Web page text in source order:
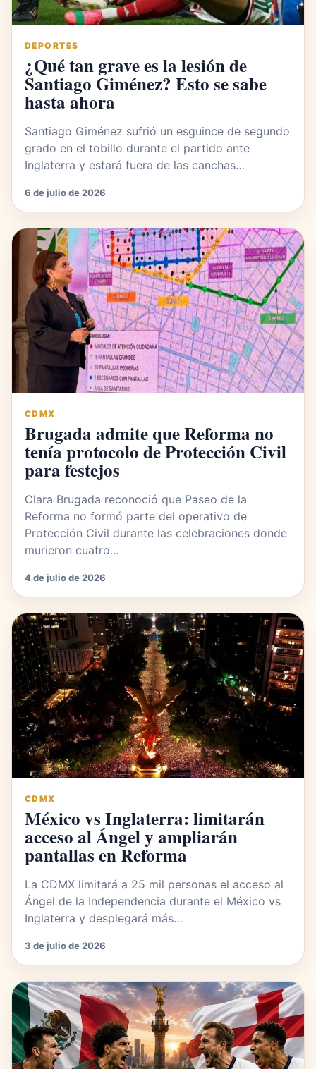
DEPORTES
¿Qué tan grave es la lesión de
Santiago Giménez? Esto se sabe
hasta ahora
Santiago Giménez sufrió un esguince de segundo
grado en el tobillo durante el partido ante
Inglaterra y estará fuera de las canchas…
6 de julio de 2026
CDMX
Brugada admite que Reforma no
tenía protocolo de Protección Civil
para festejos
Clara Brugada reconoció que Paseo de la
Reforma no formó parte del operativo de
Protección Civil durante las celebraciones donde
murieron cuatro…
4 de julio de 2026
CDMX
México vs Inglaterra: limitarán
acceso al Ángel y ampliarán
pantallas en Reforma
La CDMX limitará a 25 mil personas el acceso al
Ángel de la Independencia durante el México vs
Inglaterra y desplegará más…
3 de julio de 2026